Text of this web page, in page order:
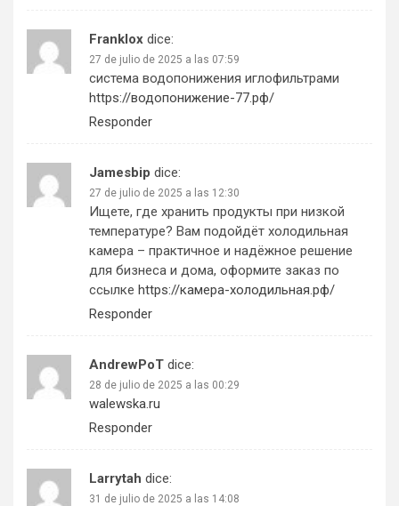
Franklox dice:
27 de julio de 2025 a las 07:59
система водопонижения иглофильтрами
https://водопонижение-77.рф/
Responder
Jamesbip dice:
27 de julio de 2025 a las 12:30
Ищете, где хранить продукты при низкой
температуре? Вам подойдёт холодильная
камера – практичное и надёжное решение
для бизнеса и дома, оформите заказ по
ссылке https://камера-холодильная.рф/
Responder
AndrewPoT dice:
28 de julio de 2025 a las 00:29
walewska.ru
Responder
Larrytah dice:
31 de julio de 2025 a las 14:08